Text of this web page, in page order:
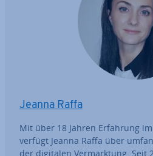
Jeanna Raffa
Mit über 18 Jahren Erfahrung
verfügt Jeanna Raffa über
der digitalen Ver­mark­tung. Seit